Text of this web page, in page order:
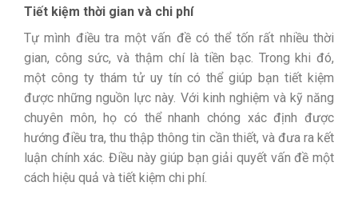
Tiết kiệm thời gian và chi phí
Tự mình điều tra một vấn đề có thể tốn rất nhiều thời
gian, công sức, và thậm chí là tiền bạc. Trong khi đó,
một công ty thám tử uy tín có thể giúp bạn tiết kiệm
được những nguồn lực này. Với kinh nghiệm và kỹ năng
chuyên môn, họ có thể nhanh chóng xác định được
hướng điều tra, thu thập thông tin cần thiết, và đưa ra kết
luận chính xác. Điều này giúp bạn giải quyết vấn đề một
cách hiệu quả và tiết kiệm chi phí.